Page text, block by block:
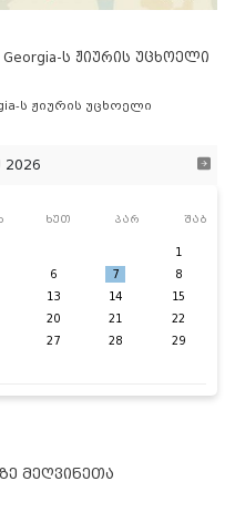
Georgia-ს ჟიურის უცხოელი
ს ჟიურის უცხოელი
ხუთ პარ შაბ
1
6 7
8
13 14
15
20 21
22
27 28
29
მეღვინეთა